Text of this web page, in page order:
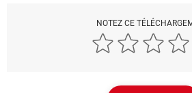
NOTEZ CE